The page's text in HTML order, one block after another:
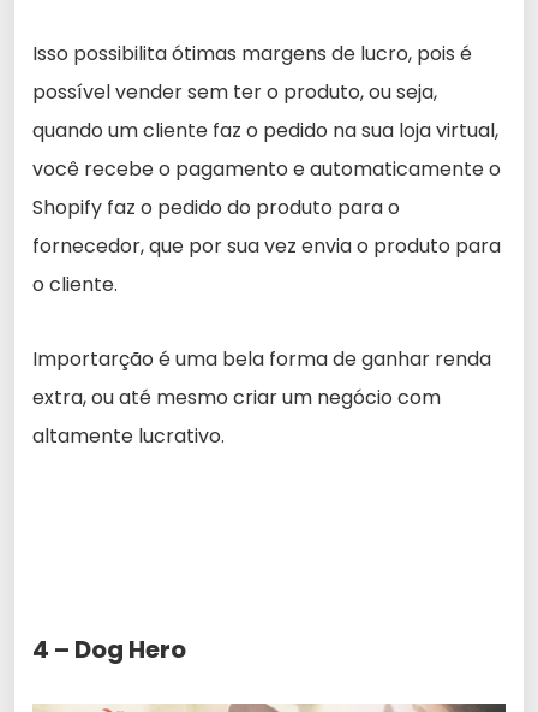
Isso possibilita ótimas margens de lucro, pois é
possível vender sem ter o produto, ou seja,
quando um cliente faz o pedido na sua loja virtual,
você recebe o pagamento e automaticamente o
Shopify faz o pedido do produto para o
fornecedor, que por sua vez envia o produto para
o cliente.
Importarção é uma bela forma de ganhar renda
extra, ou até mesmo criar um negócio com
altamente lucrativo.
4 – Dog Hero